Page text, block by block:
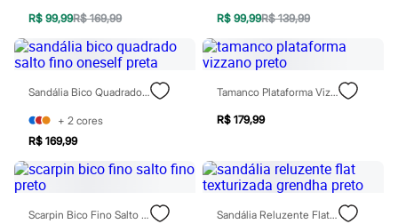
Leggings
Shorts e Bermudas
Tops
Moda íntima
Calcinhas
Cintas e Modeladores
Meias
Pijamas
Sutiãs e Tops
Moda praia
Biquínis
Maiôs
Saídas de praia
R$ 99,99R$ 169,99 R$ 99,99R$ 139,99
Sandália Bico Quadrado Salto Fino Oneself Preta
+ 2 cores
R$ 169,99
Tamanco Plataforma Vizzano Preto
R$ 179,99
Scarpin Bico Fino Salto Fino Preto Sandália Reluzente Flat Texturizada Grendha Preto